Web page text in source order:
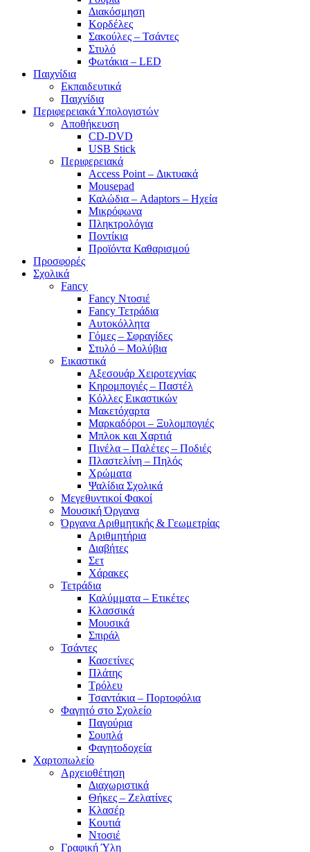
Διακόσμηση
Κορδέλες
Σακούλες – Τσάντες
Στυλό
Φωτάκια – LED
Παιχνίδια
Εκπαιδευτικά
Παιχνίδια
Περιφερειακά Υπολογιστών
Αποθήκευση
CD-DVD
USB Stick
Περιφερειακά
Access Point – Δικτυακά
Mousepad
Καλώδια – Adaptors – Ηχεία
Μικρόφωνα
Πληκτρολόγια
Ποντίκια
Προϊόντα Καθαρισμού
Προσφορές
Σχολικά
Fancy
Fancy Ντοσιέ
Fancy Τετράδια
Αυτοκόλλητα
Γόμες – Σφραγίδες
Στυλό – Μολύβια
Εικαστικά
Αξεσουάρ Χειροτεχνίας
Κηρομπογιές – Παστέλ
Κόλλες Εικαστικών
Μακετόχαρτα
Μαρκαδόροι – Ξυλομπογιές
Μπλοκ και Χαρτιά
Πινέλα – Παλέτες – Ποδιές
Πλαστελίνη – Πηλός
Χρώματα
Ψαλίδια Σχολικά
Μεγεθυντικοί Φακοί
Μουσική Όργανα
Όργανα Αριθμητικής & Γεωμετρίας
Αριθμητήρια
Διαβήτες
Σετ
Χάρακες
Τετράδια
Καλύμματα – Ετικέτες
Κλασσικά
Μουσικά
Σπιράλ
Τσάντες
Κασετίνες
Πλάτης
Τρόλευ
Τσαντάκια – Πορτοφόλια
Φαγητό στο Σχολείο
Παγούρια
Σουπλά
Φαγητοδοχεία
Χαρτοπωλείο
Αρχειοθέτηση
Διαχωριστικά
Θήκες – Ζελατίνες
Κλασέρ
Κουτιά
Ντοσιέ
Γραφική Ύλη